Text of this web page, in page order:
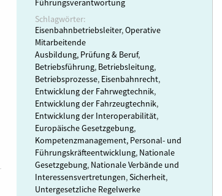
Führungsverantwortung
Schlagwörter:
Eisenbahnbetriebsleiter,Operative
Mitarbeitende
Ausbildung, Prüfung & Beruf,
Betriebsführung, Betriebsleitung,
Betriebsprozesse, Eisenbahnrecht,
Entwicklung der Fahrwegtechnik,
Entwicklung der Fahrzeugtechnik,
Entwicklung der Interoperabilität,
Europäische Gesetzgebung,
Kompetenzmanagement, Personal- und
Führungskräfteentwicklung, Nationale
Gesetzgebung, Nationale Verbände und
Interessensvertretungen,Sicherheit,
Untergesetzliche Regelwerke